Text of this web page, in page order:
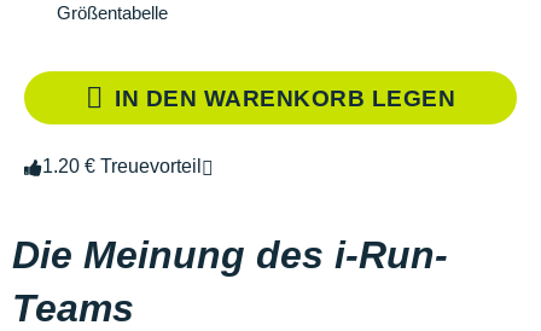
Größentabelle
IN DEN WARENKORB LEGEN
1.20 € Treuevorteil
Die Meinung des i-Run-
Teams